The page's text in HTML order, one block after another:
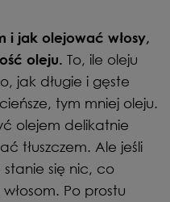
i jak olejować włosy,
oleju. To, ile oleju
jak długie i gęste
tym mniej oleju.
olejem delikatnie
tłuszczem. Ale jeśli
stanie się nic, co
Po prostu